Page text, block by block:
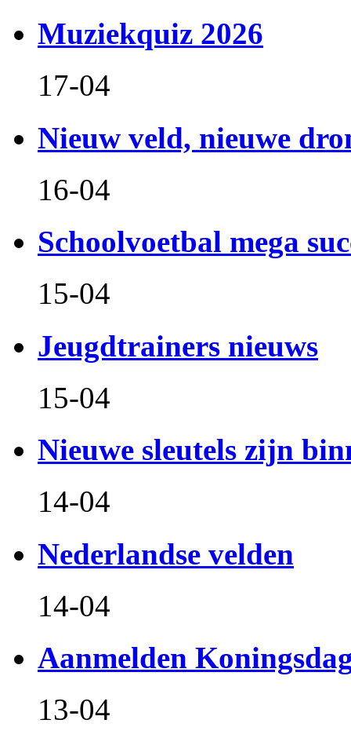
Muziekquiz 2026
17-04
Nieuw veld, nieuwe
16-04
Schoolvoetbal mega
15-04
Jeugdtrainers nieuws
15-04
Nieuwe sleutels zijn
14-04
Nederlandse velden
14-04
Aanmelden
13-04